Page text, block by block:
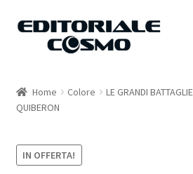
Vai
Vai
Catalogo
Carrello
Home Colore
LE GRANDI
QUIBERON
IN OFFERTA!